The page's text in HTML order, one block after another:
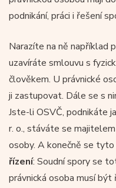
podnikání, práci i řešení
Narazíte na ně například
uzavíráte smlouvu s
člověkem. U právnické
ji zastupovat. Dále se s
Jste-li OSVČ, podnikáte
r. o., stáváte se
osoby. A konečně se
řízení: Soudní spory se
právnická osoba musí být